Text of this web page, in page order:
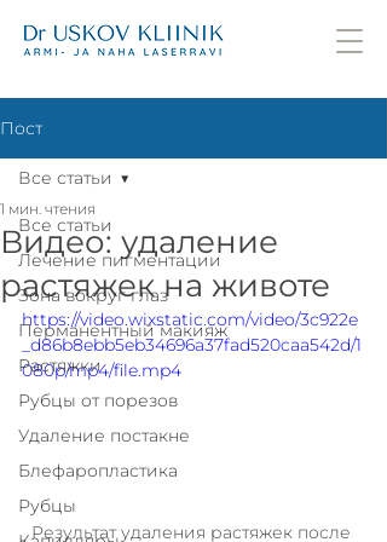
Пост
Все статьи
Лечение пигментации
Зона вокруг глаз
Перманентный макияж
Растяжки
Рубцы от порезов
Удаление постакне
Блефаропластика
Рубцы
Все статьи
Видео: удаление
растяжек на животе
1 мин. чтения
https://video.wixstatic.com/video/3c922e
_d86b8ebb5eb34696a37fad520caa542d/1
080p/mp4/file.mp4
Результат удаления растяжек после